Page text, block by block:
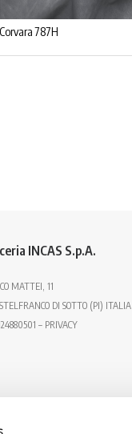
INCAS S.p.A.
MATTEI, 11
DI SOTTO (PI) ITALIA
– PRIVACY